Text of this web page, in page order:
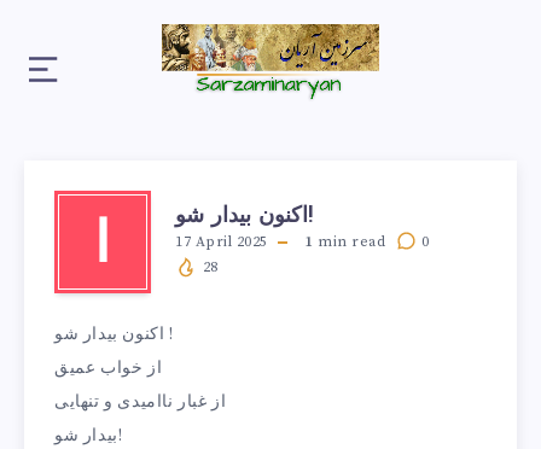
ا
اکنون بیدار شو!
17 April 2025 1 min read
0
28
اکنون بیدار شو !
از خواب عمیق
از غبار ناامیدی و تنهایی
بیدار شو!